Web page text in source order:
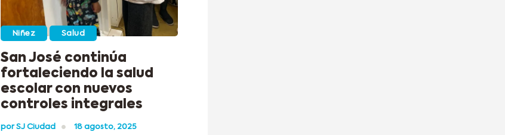
Niñez Salud
San José continúa
fortaleciendo la salud
escolar con nuevos
controles integrales
porSJ Ciudad 18 agosto, 2025